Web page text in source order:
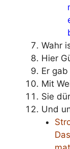
Wahr
Hier
Er
Mit
Sie
Und